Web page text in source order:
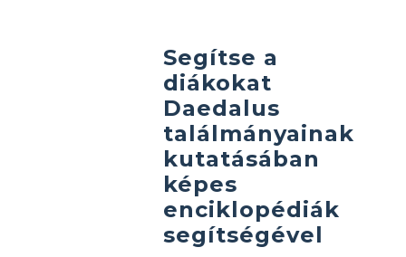
Segítse a
diákokat
Daedalus
találmányainak
kutatásában
képes
enciklopédiák
segítségével